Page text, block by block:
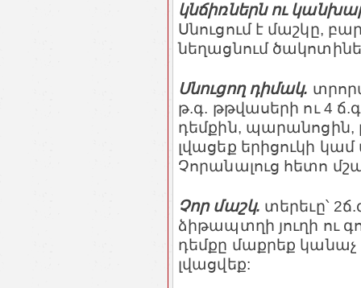
կնճիռներն ու
Սնուցում է մաշկը,
նեղացնում
Սնուցող դիմակ.
թ.գ. թթվասերի ու 4
դեմքին, պարանոցին,
լվացեք երիցուկի
Չորանալուց հետո
Չոր մաշկ. տերեւը՝
ձիթապտղի յուղի ու
դեմքը մաքրեք կանաչ
լվացվեք: